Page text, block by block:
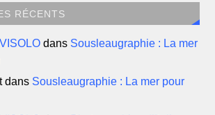
RÉCENTS
dans Sousleaugraphie : La mer
dans Sousleaugraphie : La mer pour